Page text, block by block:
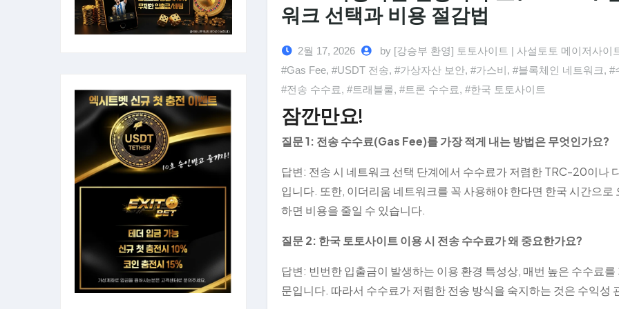
워크 선택과 비용 절감법
2월 17, 2026
by [강승부 환영] 토토사이트 | 사설토토 메이저사이
#Gas Fee, #USDT 전송, #가상자산 보안, #가스비, #블록체인 네트워크, #
#전송 수수료, #트래블룰, #트론 수수료, #한국 토토사이트
잠깐만요!
질문 1: 전송 수수료(Gas Fee)를 가장 적게 내는 방법은 무엇인가요?
답변: 전송 시 네트워크 선택 단계에서 수수료가 저렴한 TRC-20이나
입니다. 또한, 이더리움 네트워크를 꼭 사용해야 한다면 한국 시간으
하면 비용을 줄일 수 있습니다.
질문 2: 한국 토토사이트 이용 시 전송 수수료가 왜 중요한가요?
답변: 빈번한 입출금이 발생하는 이용 환경 특성상, 매번 높은 수수료
문입니다. 따라서 수수료가 저렴한 전송 방식을 숙지하는 것은 수익성